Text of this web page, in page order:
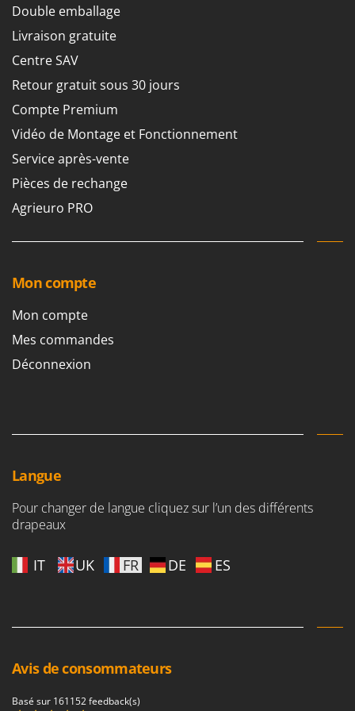
Double emballage
Livraison gratuite
Centre SAV
Retour gratuit sous 30 jours
Compte Premium
Vidéo de Montage et Fonctionnement
Service après-vente
Pièces de rechange
Agrieuro PRO
Mon compte
Mon compte
Mes commandes
Déconnexion
Langue
Pour changer de langue cliquez sur l’un des différents
drapeaux
IT UK FR DE ES
Avis de consommateurs
Basé sur 161152 feedback(s)